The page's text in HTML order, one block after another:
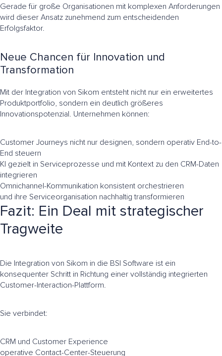
Gerade für große Organisationen mit komplexen Anforderungen
wird dieser Ansatz zunehmend zum entscheidenden
Erfolgsfaktor.
Neue Chancen für Innovation und
Transformation
Mit der Integration von Sikom entsteht nicht nur ein erweitertes
Produktportfolio, sondern ein deutlich größeres
Innovationspotenzial. Unternehmen können:
Customer Journeys nicht nur designen, sondern operativ End-to-
End steuern
KI gezielt in Serviceprozesse und mit Kontext zu den CRM-Daten
integrieren
Omnichannel-Kommunikation konsistent orchestrieren
und ihre Serviceorganisation nachhaltig transformieren
Fazit: Ein Deal mit strategischer
Tragweite
Die Integration von Sikom in die BSI Software ist ein
konsequenter Schritt in Richtung einer vollständig integrierten
Customer-Interaction-Plattform.
Sie verbindet:
CRM und Customer Experience
operative Contact-Center-Steuerung